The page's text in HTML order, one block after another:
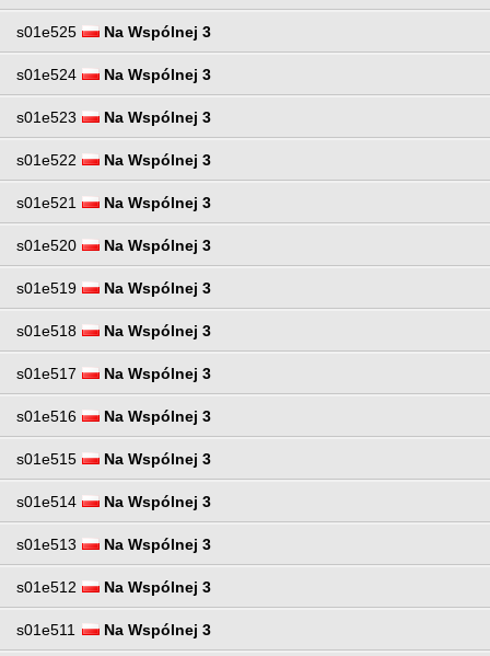
s01e525 Na Wspólnej 3
s01e524 Na Wspólnej 3
s01e523 Na Wspólnej 3
s01e522 Na Wspólnej 3
s01e521 Na Wspólnej 3
s01e520 Na Wspólnej 3
s01e519 Na Wspólnej 3
s01e518 Na Wspólnej 3
s01e517 Na Wspólnej 3
s01e516 Na Wspólnej 3
s01e515 Na Wspólnej 3
s01e514 Na Wspólnej 3
s01e513 Na Wspólnej 3
s01e512 Na Wspólnej 3
s01e511 Na Wspólnej 3